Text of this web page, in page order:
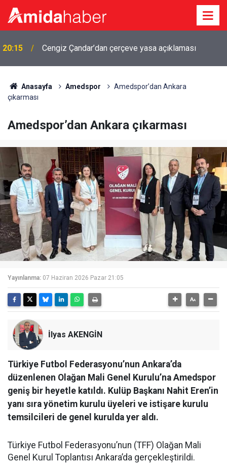
19:57
atmayacağız
Anasayfa Amedspor
Amedspor’dan Ankara
çıkarması
Amedspor’dan Ankara çıkarması
Yayınlanma: 07 Haziran 2026 Pazar 21:05
İlyas AKENGİN
Türkiye Futbol Federasyonu’nun Ankara’da
düzenlenen Olağan Mali Genel Kurulu’na Amedspor
geniş bir heyetle katıldı. Kulüp Başkanı Nahit Eren’in
yanı sıra yönetim kurulu üyeleri ve istişare kurulu
temsilcileri de genel kurulda yer aldı.
Türkiye Futbol Federasyonu’nun (TFF) Olağan Mali
Genel Kurul Toplantısı Ankara’da gerçekleştirildi.